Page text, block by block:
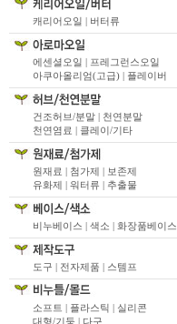
캐리어오일 | 버터류
에센셜오일 | 프레그런스오일
아쿠아올리엄(고급) | 플레이버
건조허브/분말 | 천연분말
천연염료 | 클레이/기타
원재료 | 첨가제 | 보존제
유화제 | 워터류 | 추출물
비누베이스 | 색소 | 화장품베이스
도구 | 전자제품 | 스템프
소프트 | 플라스틱 | 실리콘
대형/기둥 | 다구